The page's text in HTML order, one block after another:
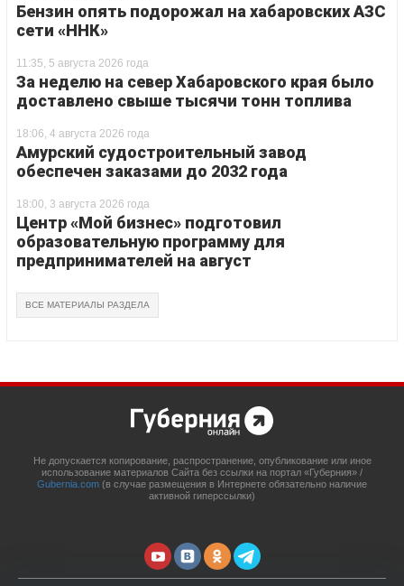
Бензин опять подорожал на хабаровских АЗС
сети «ННК»
11:35, 5 августа 2026 года
За неделю на север Хабаровского края было
доставлено свыше тысячи тонн топлива
18:06, 4 августа 2026 года
Амурский судостроительный завод
обеспечен заказами до 2032 года
18:00, 3 августа 2026 года
Центр «Мой бизнес» подготовил
образовательную программу для
предпринимателей на август
ВСЕ МАТЕРИАЛЫ РАЗДЕЛА
Не допускается копирование, распространение, опубликование или иное
использование материалов Сайта без ссылки на портал «Губерния» /
Gubernia.com (в случае размещения в Интернете обязательно наличие
активной гиперссылки)